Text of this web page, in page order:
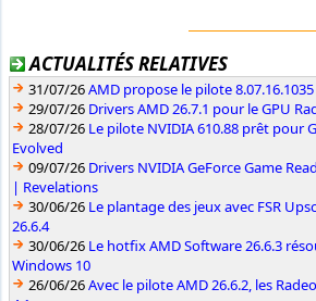
ACTUALITÉS RELATIVES
31/07/26AMD propose le pilote
29/07/26 Drivers AMD 26.7.1 pour le GPU
28/07/26 Le pilote NVIDIA 610.88 prêt pour
Evolved
09/07/26 Drivers NVIDIA GeForce Game
| Revelations
30/06/26 Le plantage des jeux avec FSR
26.6.4
30/06/26 Le hotfix AMD Software 26.6.3
Windows 10
26/06/26Avec le pilote AMD 26.6.2, les